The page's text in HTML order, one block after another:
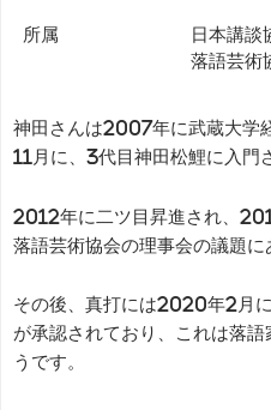
所属
日本講談
落語芸術
神田さんは2007年に武蔵大学
11月に、3代目神田松鯉に入門
2012年に二ツ目昇進され、
落語芸術協会の理事会の議題に
その後、真打には2020年2月
が承認されており、これは落
うです。